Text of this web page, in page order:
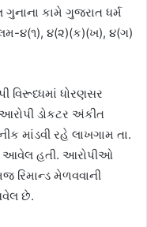
ગુનાના કામે ગુજરાત ધર્મ
૪(૧), ૪(૨)(ક)(ખ), ૪(ગ)
વિરૂધ્ધમાં ધોરણસર
ડોકટર અંકીત
માંડવી રહે લાખગામ તા.
આવેલ હતી. આરોપીઓ
રિમાન્ડ મેળવવાની
છે.